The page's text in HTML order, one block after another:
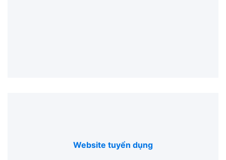
Website tuyển dụng